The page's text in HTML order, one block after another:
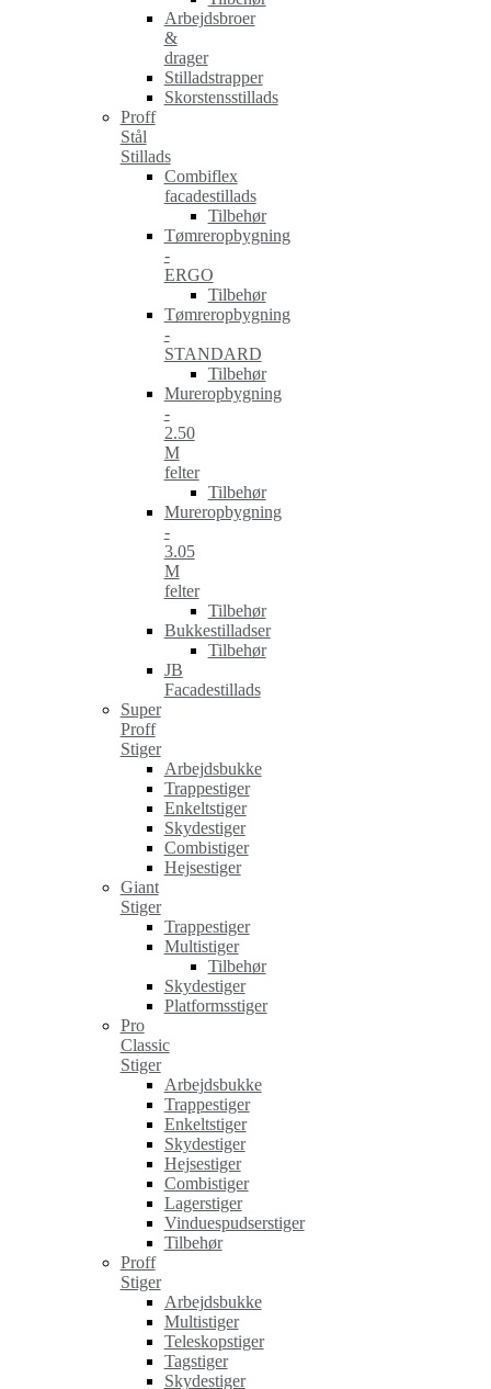
Arbejdsbroer
&
drager
Stilladstrapper
Skorstensstillads
Proff
Stål
Stillads
Combiflex
facadestillads
Tilbehør
Tømreropbygning
-
ERGO
Tilbehør
Tømreropbygning
-
STANDARD
Tilbehør
Mureropbygning
-
2.50
M
felter
Tilbehør
Mureropbygning
-
3.05
M
felter
Tilbehør
Bukkestilladser
Tilbehør
JB
Facadestillads
Super
Proff
Stiger
Arbejdsbukke
Trappestiger
Enkeltstiger
Skydestiger
Combistiger
Hejsestiger
Giant
Stiger
Trappestiger
Multistiger
Tilbehør
Skydestiger
Platformsstiger
Pro
Classic
Stiger
Arbejdsbukke
Trappestiger
Enkeltstiger
Skydestiger
Hejsestiger
Combistiger
Lagerstiger
Vinduespudserstiger
Tilbehør
Proff
Stiger
Arbejdsbukke
Multistiger
Teleskopstiger
Tagstiger
Skydestiger